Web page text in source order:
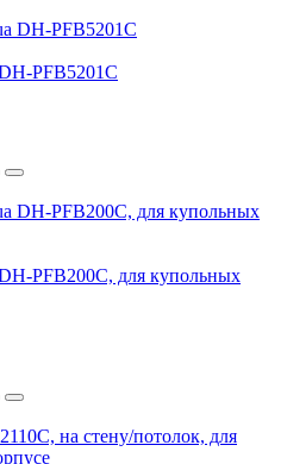
PFB5201C
PFB200C, для купольных